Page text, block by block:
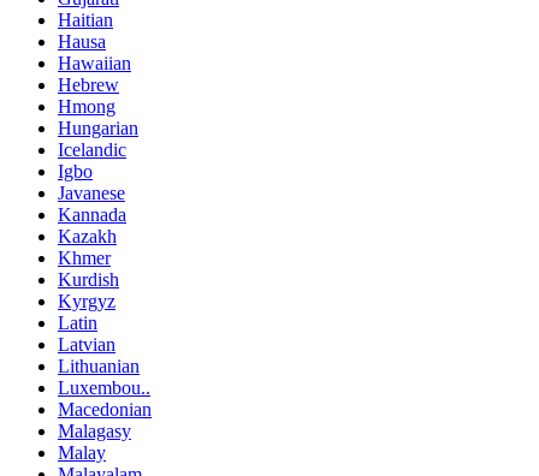
Haitian
Hausa
Hawaiian
Hebrew
Hmong
Hungarian
Icelandic
Igbo
Javanese
Kannada
Kazakh
Khmer
Kurdish
Kyrgyz
Latin
Latvian
Lithuanian
Luxembou..
Macedonian
Malagasy
Malay